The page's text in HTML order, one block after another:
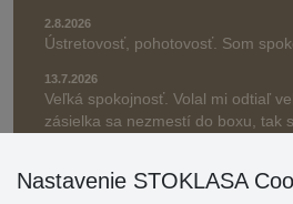
2.8.2026
Ústretovosť, pohotovosť. Som
13.7.2026
Veľká spokojnosť. Volal mi odtiaľ
zásielka sa nezmestí do boxu, tak
» Aktuálne 6948 recenzií
Nastavenie STOKLASA